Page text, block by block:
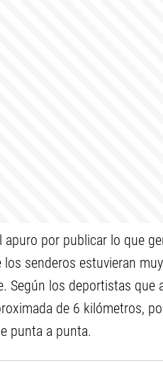
apuro por publicar lo que
los senderos estuvieran
Según los deportistas
de 6 kilómetros,
punta a punta.